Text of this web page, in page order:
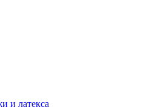
и латекса